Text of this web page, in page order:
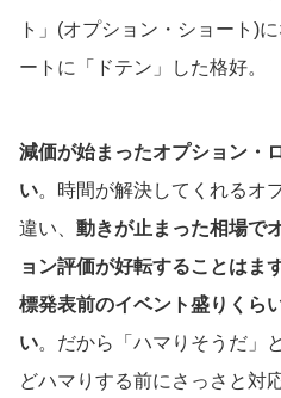
ト」(オプション・ショート)
ートに「ドテン」した格好。
減価が始まったオプション・
い。時間が解決してくれるオ
違い、 動きが止まった相場で
ョン評価が好転することはま
標発表前のイベント盛りくら
い。だから「ハマりそうだ」
どハマりする前にさっさと対